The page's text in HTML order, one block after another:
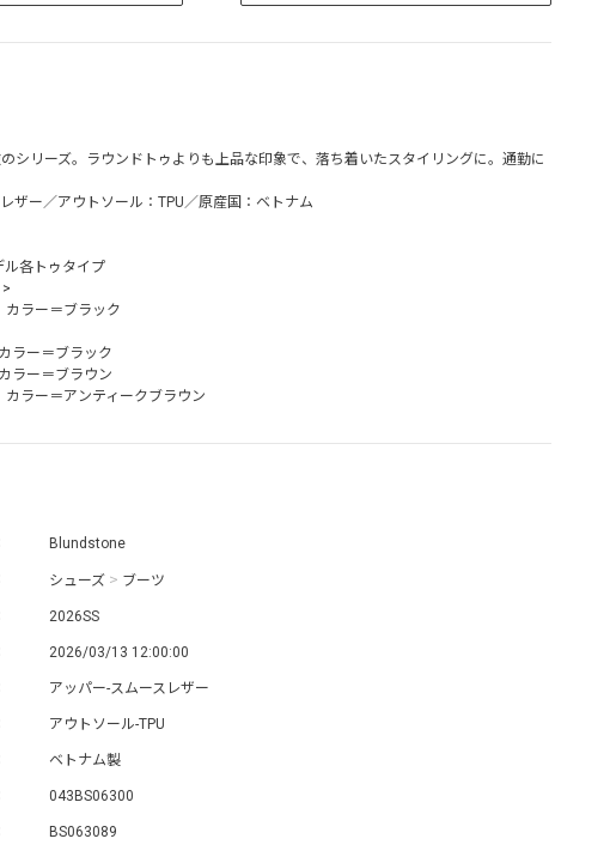
シリーズ。ラウンドトゥよりも上品な印象で、落ち着いたスタイリングに。通勤に
ザー／アウトソール：TPU／原産国：ベトナム
ル各トゥタイプ
カラー＝ブラック
ラー＝ブラック
ラー＝ブラウン
ラー＝アンティークブラウン
Blundstone
シューズ > ブーツ
2026SS
2026/03/13 12:00:00
アッパー-スムースレザー
アウトソール-TPU
ベトナム製
043BS06300
BS063089